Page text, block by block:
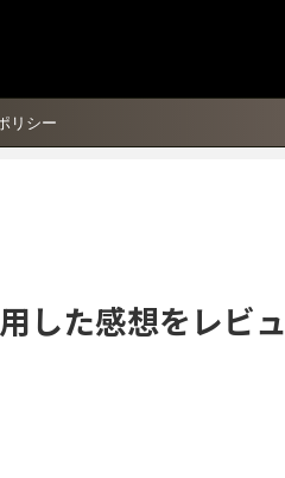
リシー
した感想をレビュ